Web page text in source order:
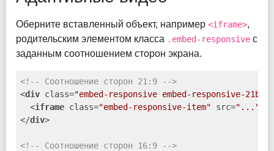
Оберните вставленный объект, например <iframe>,
родительским элементом класса .embed-responsive с
заданным соотношением сторон экрана.
<!-- Соотношение сторон 21:9 -->
<div class="embed-responsive embed-responsive-21by9"
<iframe class="embed-responsive-item" src="..."
</div>
<!-- Соотношение сторон 16:9 -->